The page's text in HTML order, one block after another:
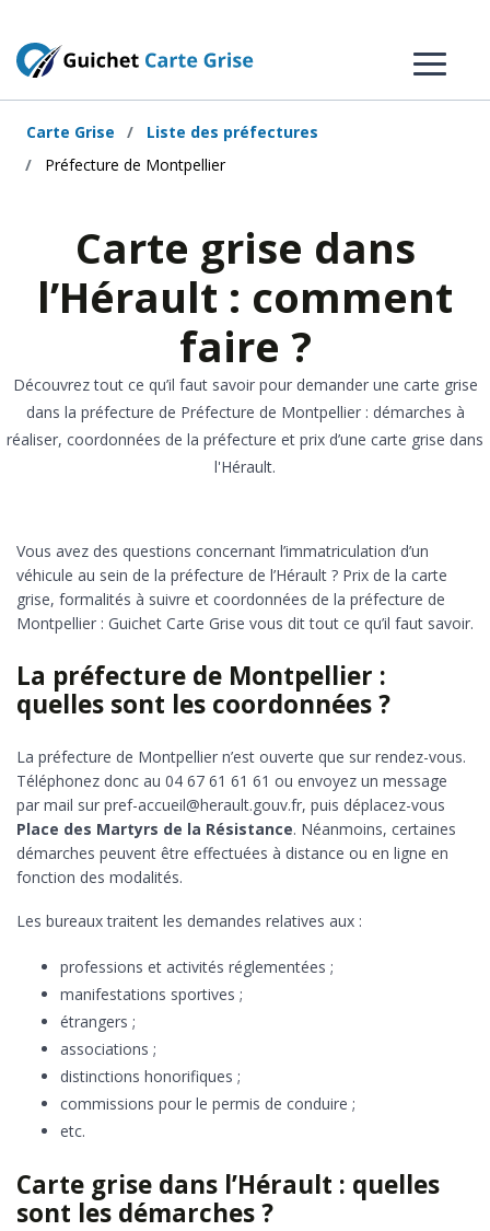
Carte Grise
Liste des préfectures
Préfecture de Montpellier
Carte grise dans
l’Hérault : comment
faire ?
Découvrez tout ce qu’il faut savoir pour demander une carte grise
dans la préfecture de Préfecture de Montpellier : démarches à
réaliser, coordonnées de la préfecture et prix d’une carte grise dans
l'Hérault.
Vous avez des questions concernant l’immatriculation d’un
véhicule au sein de la préfecture de l’Hérault ? Prix de la carte
grise, formalités à suivre et coordonnées de la préfecture de
Montpellier : Guichet Carte Grise vous dit tout ce qu’il faut savoir.
La préfecture de Montpellier :
quelles sont les coordonnées ?
La préfecture de Montpellier n’est ouverte que sur rendez-vous.
Téléphonez donc au 04 67 61 61 61 ou envoyez un message
par mail sur pref-accueil@herault.gouv.fr, puis déplacez-vous
Place des Martyrs de la Résistance. Néanmoins, certaines
démarches peuvent être effectuées à distance ou en ligne en
fonction des modalités.
Les bureaux traitent les demandes relatives aux :
professions et activités réglementées ;
manifestations sportives ;
étrangers ;
associations ;
distinctions honorifiques ;
commissions pour le permis de conduire ;
etc.
Carte grise dans l’Hérault : quelles
sont les démarches ?